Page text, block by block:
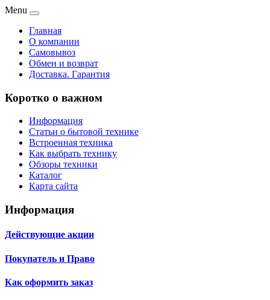
Menu
Главная
О компании
Самовывоз
Обмен и возврат
Доставка. Гарантия
Коротко о важном
Информация
Статьи о бытовой технике
Встроенная техника
Как выбрать технику
Обзоры техники
Каталог
Карта сайта
Информация
Действующие акции
Покупатель и Право
Как оформить заказ